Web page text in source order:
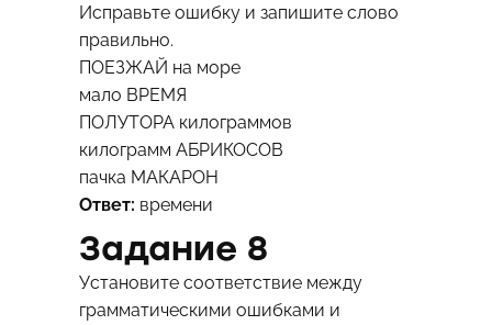
Исправьте ошибку и запишите слово
правильно.
ПОЕЗЖАЙ на море
мало ВРЕМЯ
ПОЛУТОРА килограммов
килограмм АБРИКОСОВ
пачка МАКАРОН
Ответ: времени
Задание 8
Установите соответствие между
грамматическими ошибками и